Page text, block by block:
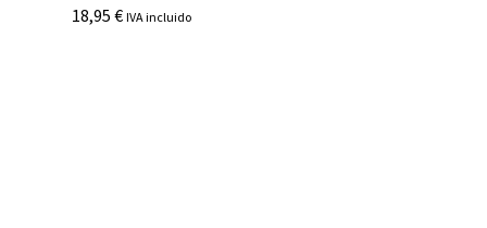
18,95€ IVA incluido